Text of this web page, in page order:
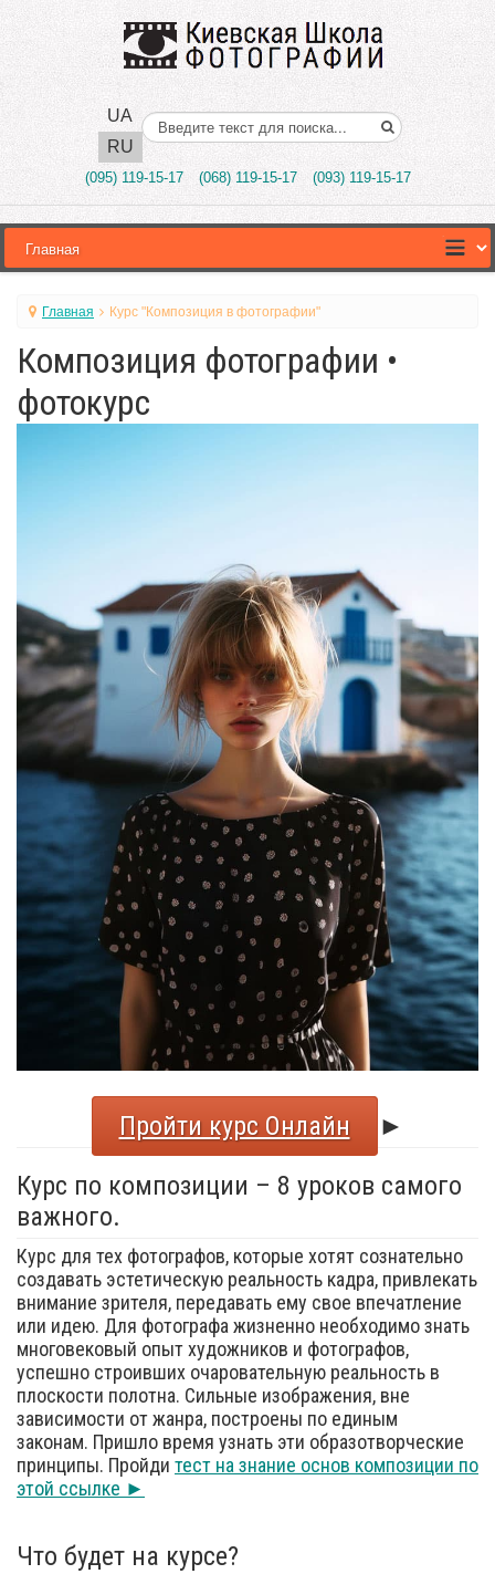
UA
RU
Поиск..
(095) 119-15-17 (068) 119-15-17 (093) 119-15-17
Главная Курс "Композиция в фотографии"
Композиция фотографии •
фотокурс
Пройти курс Онлайн
►
Курс по композиции – 8 уроков самого
важного.
Курс для тех фотографов, которые хотят сознательно
создавать эстетическую реальность кадра, привлекать
внимание зрителя, передавать ему свое впечатление
или идею. Для фотографа жизненно необходимо знать
многовековый опыт художников и фотографов,
успешно строивших очаровательную реальность в
плоскости полотна. Сильные изображения, вне
зависимости от жанра, построены по единым
законам. Пришло время узнать эти образотворческие
принципы. Пройди тест на знание основ композиции по
этой ссылке ►
Что будет на курсе?